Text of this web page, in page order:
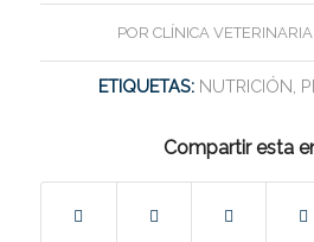
PORCLÍNICA
ETIQUETAS: NUTRICIÓN,
Compartir esta